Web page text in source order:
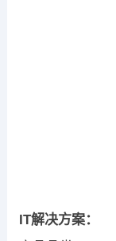
IT解决方案：